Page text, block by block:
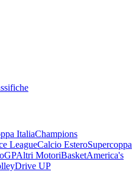
ItaliaChampions
LeagueCalcio EsteroSupercoppa
Altri MotoriBasketAmerica's
Drive UP